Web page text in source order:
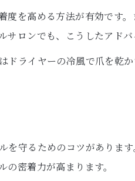
ネイルとお土産選び
れいな状態を保つ方法
&リペアの実践例
節感あるネイルアート
の写真映えアイデア
を高める方法が有効です
ロンでも、こうしたアドバ
ライヤーの冷風で爪を乾
守るためのコツがありま
密着力が高まります。